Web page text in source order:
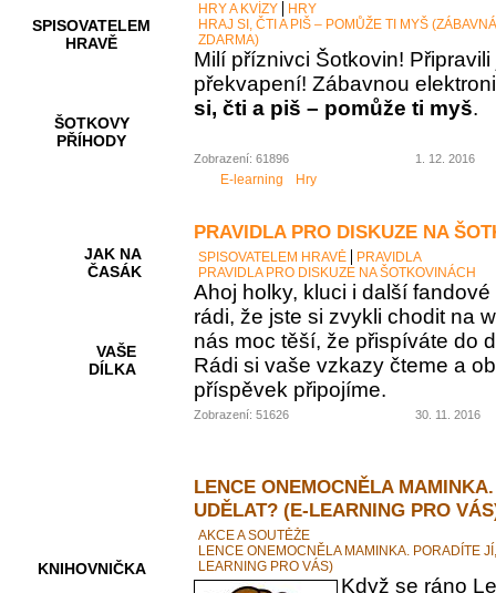
SPISOVATELEM
HRAVĚ
ŠOTKOVY
PŘÍHODY
JAK NA
ČASÁK
VAŠE
DÍLKA
KNIHOVNIČKA
HRY A KVÍZY
HRY
HRAJ SI, ČTI A PIŠ – POMŮŽE TI MYŠ
ZDARMA)
Milí příznivci Šotkovin!
překvapení! Zábavnou
si, čti a piš – pomůže ti myš.
Zobrazení: 61896 1. 12. 2016
E-learning Hry
PRAVIDLA PRO DISKUZE NA
SPISOVATELEM HRAVĚ
PRAVIDLA
PRAVIDLA PRO DISKUZE NA ŠOTKOVINÁCH
Ahoj holky, kluci i další
rádi, že jste si zvykli chodit na
nás moc těší, že přispíváte do
Rádi si vaše vzkazy čteme a
příspěvek připojíme.
Zobrazení: 51626 30. 11. 2016
LENCE ONEMOCNĚLA
UDĚLAT? (E-LEARNING PRO
AKCE A SOUTĚŽE
LENCE ONEMOCNĚLA MAMINKA. PORADÍTE
LEARNING PRO VÁS)
Když se ráno